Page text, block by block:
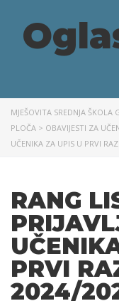
MJEŠOVITA SREDNJA ŠKOLA
PLOČA > OBAVIJESTI ZA
UČENIKA ZA UPIS U PRVI
RANG
PRVI
2024/